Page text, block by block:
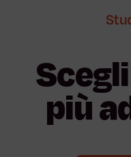
Scegli
più